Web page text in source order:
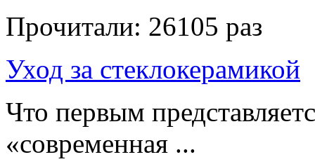
Прочитали: 26105 раз
Уход за стеклокерамикой
Что первым
«современная ...